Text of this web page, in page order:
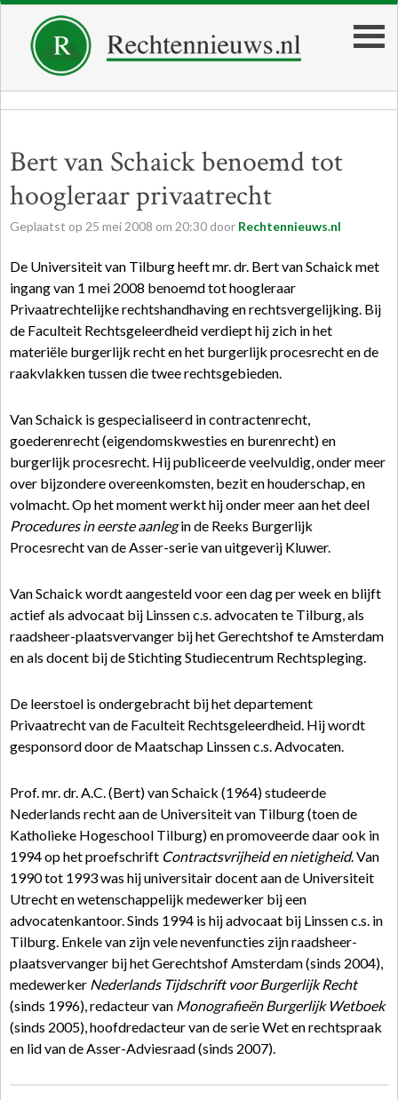
Bert van Schaick benoemd tot
hoogleraar privaatrecht
Geplaatst op 25 mei 2008 om 20:30 door Rechtennieuws.nl
De Universiteit van Tilburg heeft mr. dr. Bert van Schaick met
ingang van 1 mei 2008 benoemd tot hoogleraar
Privaatrechtelijke rechtshandhaving en rechtsvergelijking. Bij
de Faculteit Rechtsgeleerdheid verdiept hij zich in het
materiële burgerlijk recht en het burgerlijk procesrecht en de
raakvlakken tussen die twee rechtsgebieden.
Van Schaick is gespecialiseerd in contractenrecht,
goederenrecht (eigendomskwesties en burenrecht) en
burgerlijk procesrecht. Hij publiceerde veelvuldig, onder meer
over bijzondere overeenkomsten, bezit en houderschap, en
volmacht. Op het moment werkt hij onder meer aan het deel
Procedures in eerste aanlegin de Reeks Burgerlijk
Procesrecht van de Asser-serie van uitgeverij Kluwer.
Van Schaick wordt aangesteld voor een dag per week en blijft
actief als advocaat bij Linssen c.s. advocaten te Tilburg, als
raadsheer-plaatsvervanger bij het Gerechtshof te Amsterdam
en als docent bij de Stichting Studiecentrum Rechtspleging.
De leerstoel is ondergebracht bij het departement
Privaatrecht van de Faculteit Rechtsgeleerdheid. Hij wordt
gesponsord door de Maatschap Linssen c.s. Advocaten.
Prof. mr. dr. A.C. (Bert) van Schaick (1964) studeerde
Nederlands recht aan de Universiteit van Tilburg (toen de
Katholieke Hogeschool Tilburg) en promoveerde daar ook in
1994 op het proefschrift Contractsvrijheid en nietigheid. Van
1990 tot 1993 was hij universitair docent aan de Universiteit
Utrecht en wetenschappelijk medewerker bij een
advocatenkantoor. Sinds 1994 is hij advocaat bij Linssen c.s. in
Tilburg. Enkele van zijn vele nevenfuncties zijn raadsheer-
plaatsvervanger bij het Gerechtshof Amsterdam (sinds 2004),
medewerker Nederlands Tijdschrift voor Burgerlijk Recht
(sinds 1996), redacteur van Monografieën Burgerlijk Wetboek
(sinds 2005), hoofdredacteur van de serie Wet en rechtspraak
en lid van de Asser-Adviesraad (sinds 2007).